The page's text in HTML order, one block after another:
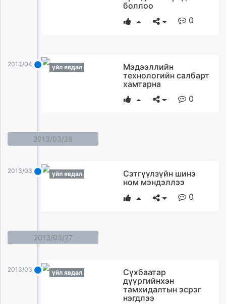
боллоо
0
2013/04/01 үйл явдал
Мэдээллийн
технологийн салбарт
хамтарна
0
2013/03/28
2013/03/28 үйл явдал
Сэтгүүлзүйн шинэ
ном мэндэллээ
0
2013/03/27
2013/03/27 үйл явдал
Сүхбаатар
дүүргийнхэн
тамхидалтын эсрэг
нэгдлээ